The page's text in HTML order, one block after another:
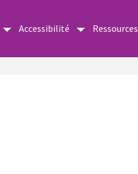
Accessibilité Ressources